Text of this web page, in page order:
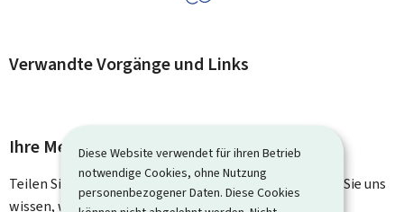
Diese Website verwendet für ihren Betrieb
notwendige Cookies, ohne Nutzung
personenbezogener Daten. Diese Cookies
Verwandte Vorgänge und Links
Ihre Meinung interessiert uns
Teilen Sie uns Ihre Meinung zu dieser Seite mit. Lassen Sie uns
wissen, was wir verbessern können. Sie erhalten keine